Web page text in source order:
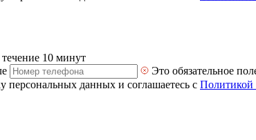
10 минут
Это обязательное
персональных данных и соглашаетесь с Политикой